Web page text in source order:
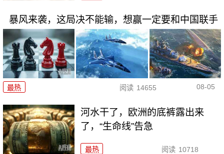
暴风来袭，这局决不能输，想赢一定要和中国联手
最热 阅读 14655 08-05
河水干了，欧洲的底裤露出来
了，“生命线”告急
最热 阅读 10718